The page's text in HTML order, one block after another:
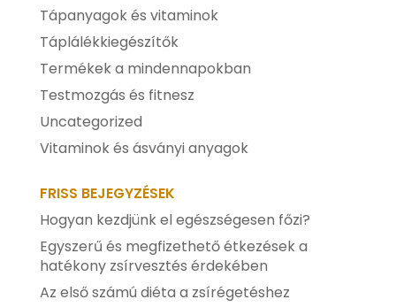
Tápanyagok és vitaminok
Táplálékkiegészítők
Termékek a mindennapokban
Testmozgás és fitnesz
Uncategorized
Vitaminok és ásványi anyagok
FRISS BEJEGYZÉSEK
Hogyan kezdjünk el egészségesen főzi?
Egyszerű és megfizethető étkezések a
hatékony zsírvesztés érdekében
Az első számú diéta a zsírégetéshez